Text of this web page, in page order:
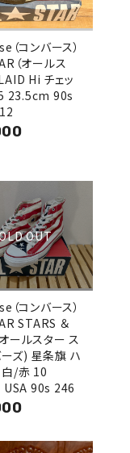
コンバース）
（オールス
Hi チェッ
23.5cm 90s
OUT
コンバース）
STARS ＆
ールスター ス
ズ) 星条旗 ハ
白/赤 10
90s 246